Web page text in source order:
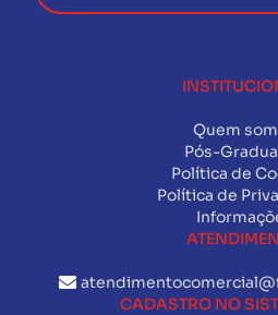
Quem
Pós-
Política de
Política de
CADASTRO NO